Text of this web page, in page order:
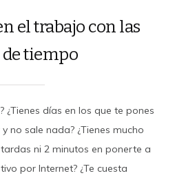
el trabajo con las
de tiempo
¿Tienes días en los que te pones
no sale nada? ¿Tienes mucho
ni 2 minutos en ponerte a
por Internet? ¿Te cuesta